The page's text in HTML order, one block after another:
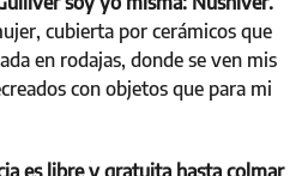
cubierta por cerámicos que
en rodajas, donde se ven mis
con objetos que para mi
es libre y gratuita hasta colmar